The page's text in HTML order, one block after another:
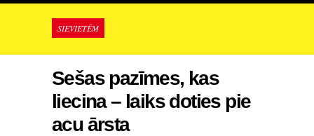
SIEVIETĒM
Sešas pazīmes, kas
liecina – laiks doties pie
acu ārsta